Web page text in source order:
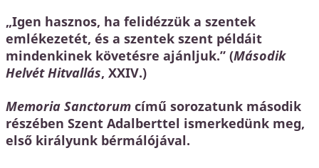
„Igen hasznos, ha felidézzük a szentek
emlékezetét, és a szentek szent példáit
mindenkinek követésre ajánljuk.” (Második
Helvét Hitvallás, XXIV.)
Memoria Sanctorum című sorozatunk második
részében Szent Adalberttel ismerkedünk meg,
első királyunk bérmálójával.